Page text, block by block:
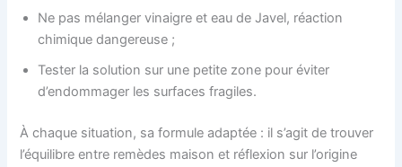
Ne pas mélanger vinaigre et eau de Javel, réaction
chimique dangereuse ;
Tester la solution sur une petite zone pour éviter
d’endommager les surfaces fragiles.
À chaque situation, sa formule adaptée : il s’agit de trouver
l’équilibre entre remèdes maison et réflexion sur l’origine